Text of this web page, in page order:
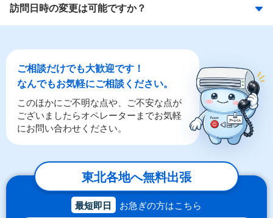
訪問日時の変更は可能ですか？
ご相談だけでも大歓迎です！
なんでもお気軽にご相談ください。
このほかにご不明な点や、ご不安な点が
ございましたらオペレーターまでお気軽
にお問い合わせください。
東北各地へ無料出張
最短即日 お急ぎの方はこちら